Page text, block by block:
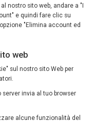
nostro sito web, andare a "I
e quindi fare clic su
"Elimina account ed
web
sul nostro sito Web per
invia al tuo browser
alcune funzionalità del